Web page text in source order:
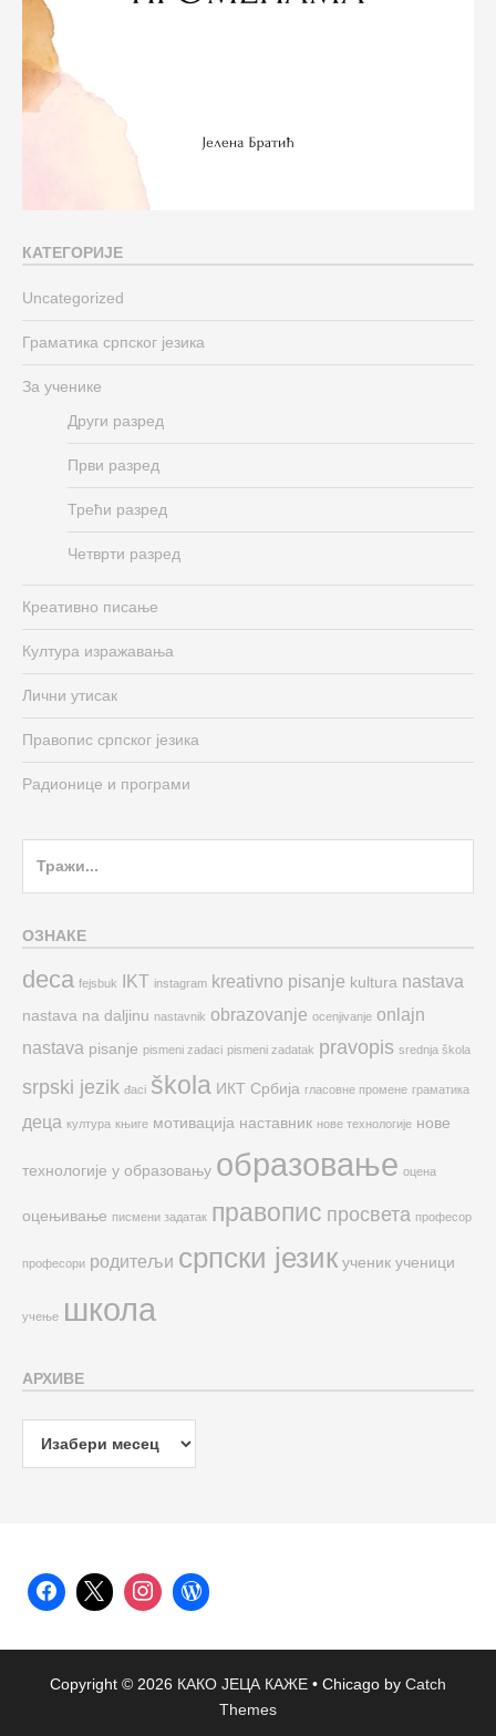
КАТЕГОРИЈЕ
Uncategorized
Граматика српског језика
За ученике
Други разред
Први разред
Трећи разред
Четврти разред
Креативно писање
Култура изражавања
Лични утисак
Правопис српског језика
Радионице и програми
ОЗНАКЕ
deca fejsbuk IKT instagram kreativno pisanje kultura nastava
nastava na daljinu nastavnik obrazovanje ocenjivanje onlajn
nastava pisanje pismeni zadaci pismeni zadatak pravopis srednja škola
srpski jezik đaci škola ИКТ Србија гласовне промене граматика
деца култура књиге мотивација наставник нове технологије нове
технологије у образовању образовање оцена
оцењивање писмени задатак правопис просвета професор
професори родитељи српски језик ученик ученици
учење школа
АРХИВЕ
Архиве
Copyright © 2026 КАКО ЈЕЦА КАЖЕ • Chicago by Catch
Themes